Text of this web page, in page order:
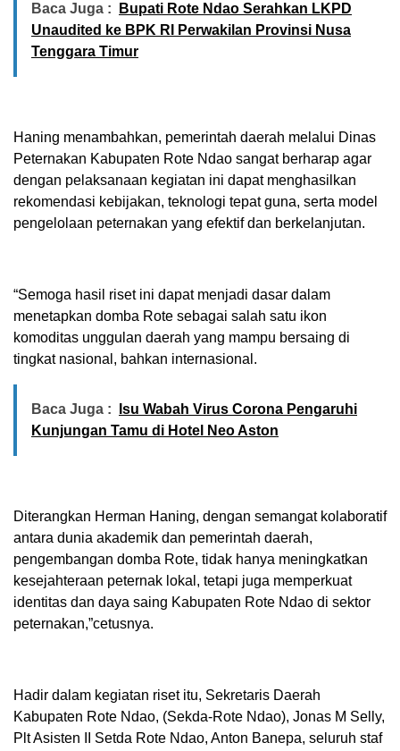
Baca Juga :
Bupati Rote Ndao Serahkan LKPD
Unaudited ke BPK RI Perwakilan Provinsi Nusa
Tenggara Timur
Haning menambahkan, pemerintah daerah melalui Dinas
Peternakan Kabupaten Rote Ndao sangat berharap agar
dengan pelaksanaan kegiatan ini dapat menghasilkan
rekomendasi kebijakan, teknologi tepat guna, serta model
pengelolaan peternakan yang efektif dan berkelanjutan.
“Semoga hasil riset ini dapat menjadi dasar dalam
menetapkan domba Rote sebagai salah satu ikon
komoditas unggulan daerah yang mampu bersaing di
tingkat nasional, bahkan internasional.
Baca Juga :
Isu Wabah Virus Corona Pengaruhi
Kunjungan Tamu di Hotel Neo Aston
Diterangkan Herman Haning, dengan semangat kolaboratif
antara dunia akademik dan pemerintah daerah,
pengembangan domba Rote, tidak hanya meningkatkan
kesejahteraan peternak lokal, tetapi juga memperkuat
identitas dan daya saing Kabupaten Rote Ndao di sektor
peternakan,”cetusnya.
Hadir dalam kegiatan riset itu, Sekretaris Daerah
Kabupaten Rote Ndao, (Sekda-Rote Ndao), Jonas M Selly,
Plt Asisten II Setda Rote Ndao, Anton Banepa, seluruh staf